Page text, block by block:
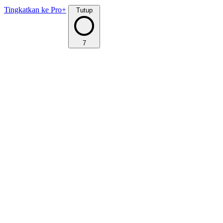
Tingkatkan ke Pro+ Tutup
7